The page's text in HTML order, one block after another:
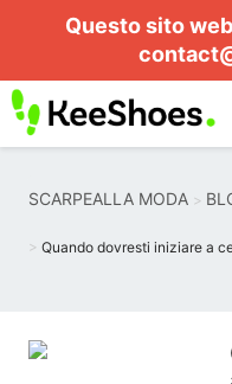
Questo sito
SCARPEALLA MODA
Quando dovresti iniziare a